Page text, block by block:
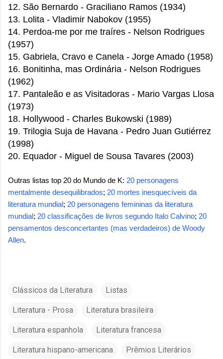
12. São Bernardo - Graciliano Ramos (1934)
13. Lolita - Vladimir Nabokov (1955)
14. Perdoa-me por me traíres - Nelson Rodrigues
(1957)
15. Gabriela, Cravo e Canela - Jorge Amado (1958)
16. Bonitinha, mas Ordinária - Nelson Rodrigues
(1962)
17. Pantaleão e as Visitadoras - Mario Vargas Llosa
(1973)
18. Hollywood - Charles Bukowski (1989)
19. Trilogia Suja de Havana - Pedro Juan Gutiérrez
(1998)
20. Equador - Miguel de Sousa Tavares (2003)
Outras listas top 20 do Mundo de K: 20 personagens
mentalmente desequilibrados; 20 mortes inesquecíveis da
literatura mundial; 20 personagens femininas da literatura
mundial; 20 classificações de livros segundo Italo Calvino; 20
pensamentos desconcertantes (mas verdadeiros) de Woody
Allen.
Clássicos da Literatura Listas
Literatura - Prosa Literatura brasileira
Literatura espanhola Literatura francesa
Literatura hispano-americana
Prêmios Literários